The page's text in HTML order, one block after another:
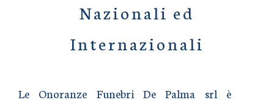
Nazionali ed
Internazionali
Le Onoranze Funebri De Palma srl è